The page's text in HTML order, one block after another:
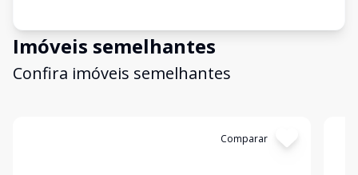
Imóveis semelhantes
Confira imóveis semelhantes
Comparar